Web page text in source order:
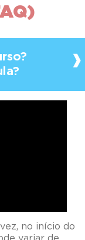
no início do
variar de